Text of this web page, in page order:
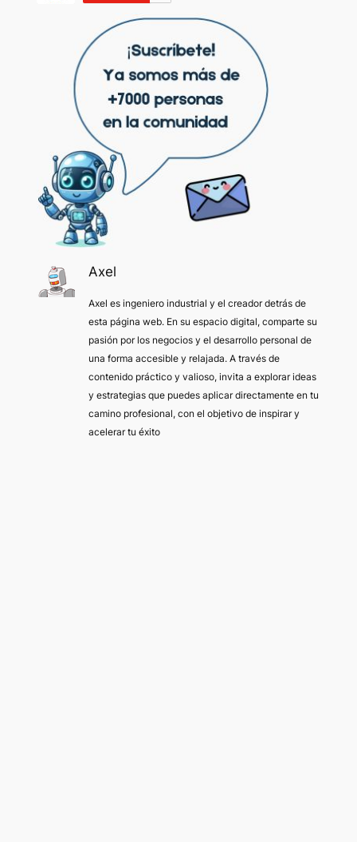
Axel
Axel es ingeniero industrial y el creador detrás de
esta página web. En su espacio digital, comparte su
pasión por los negocios y el desarrollo personal de
una forma accesible y relajada. A través de
contenido práctico y valioso, invita a explorar ideas
y estrategias que puedes aplicar directamente en tu
camino profesional, con el objetivo de inspirar y
acelerar tu éxito